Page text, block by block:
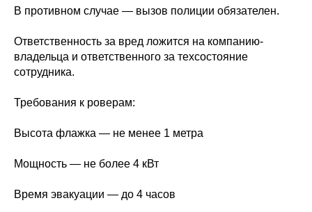
В противном случае — вызов полиции обязателен.
Ответственность за вред ложится на компанию-
владельца и ответственного за техсостояние
сотрудника.
Требования к роверам:
Высота флажка — не менее 1 метра
Мощность — не более 4 кВт
Время эвакуации — до 4 часов